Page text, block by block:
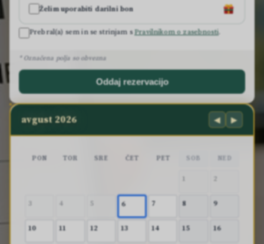
Želim uporabiti darilni bon
Prebral(a) sem in se strinjam sPravilnikom o zasebnosti.
* Označena polja so obvezna
Oddaj rezervacijo
avgust 2026 ◀ ▶
PON TOR SRE ČET PET SOB NED
1
4 5 6 7 8 9
10 11 12 13 14 15 16